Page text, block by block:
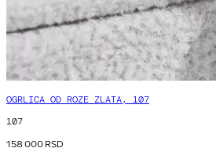
OGRLICA OD ROZE ZLATA, 107
107
158 000RSD